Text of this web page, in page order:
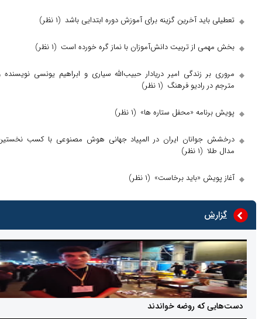
آخرین گزینه برای آموزش دوره ابتدایی باشد(۱ نظر)
از تربیت دانش‌آموزان با نماز گره خورده است (۱ نظر)
زندگی امیر دریادار حبیب‌الله سیاری و ابراهیم یونسی نویسنده و
رادیو فرهنگ(۱ نظر)
«محفل ستاره ها»(۱ نظر)
ایران در المپیاد جهانی هوش مصنوعی با کسب نخستین
«باید برخاست»(۱ نظر)
روضه خواندند